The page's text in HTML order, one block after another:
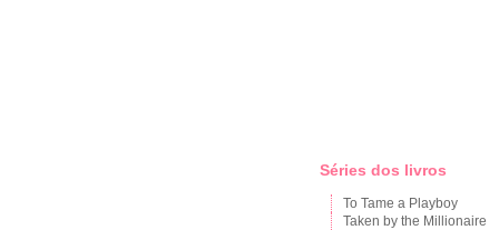
Séries dos livros
To Tame a Playboy
Taken by the Millionaire